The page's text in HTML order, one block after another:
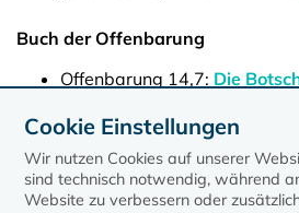
Buch der Offenbarung
Offenbarung 14,7: Die
Cookie Einstellungen
Wir nutzen Cookies auf unserer
sind technisch notwendig, während
Website zu verbessern oder